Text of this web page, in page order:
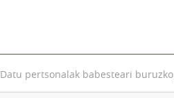
Datu pertsonalak babesteari buruzko